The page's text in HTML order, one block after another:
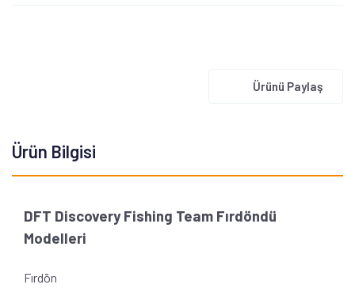
Ürünü Paylaş
Ürün Bilgisi
DFT Discovery Fishing Team Fırdöndü
Modelleri
Fırdön